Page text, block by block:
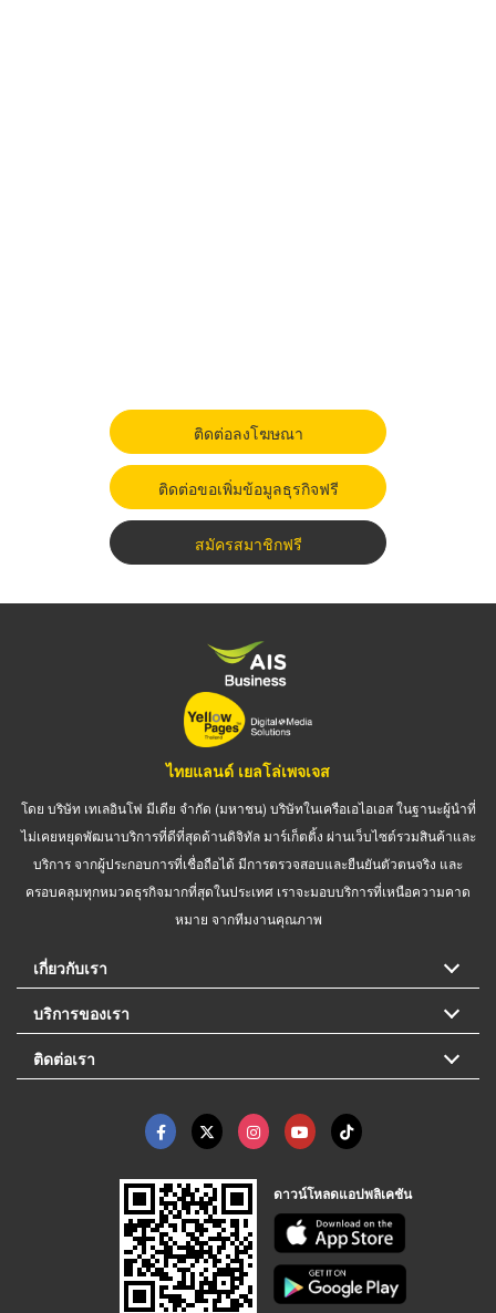
ติดต่อลงโฆษณา
ติดต่อขอเพิ่มข้อมูลธุรกิจฟรี
สมัครสมาชิกฟรี
ไทยแลนด์ เยลโล่เพจเจส
โดย บริษัท เทเลอินโฟ มีเดีย จำกัด (มหาชน) บริษัทในเครือเอไอเอส ในฐานะผู้นำที่
ไม่เคยหยุดพัฒนาบริการที่ดีที่สุดด้านดิจิทัล มาร์เก็ตติ้ง ผ่านเว็บไซต์รวมสินค้าและ
บริการ จากผู้ประกอบการที่เชื่อถือได้ มีการตรวจสอบและยืนยันตัวตนจริง และ
ครอบคลุมทุกหมวดธุรกิจมากที่สุดในประเทศ เราจะมอบบริการที่เหนือความคาด
หมาย จากทีมงานคุณภาพ
เกี่ยวกับเรา
บริการของเรา
ติดต่อเรา
ดาวน์โหลดแอปพลิเคชัน